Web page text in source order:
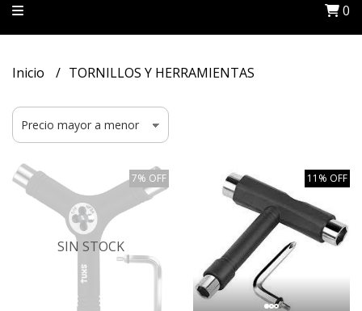
0
Inicio TORNILLOS Y HERRAMIENTAS
7% OFF
SIN STOCK
11% OFF